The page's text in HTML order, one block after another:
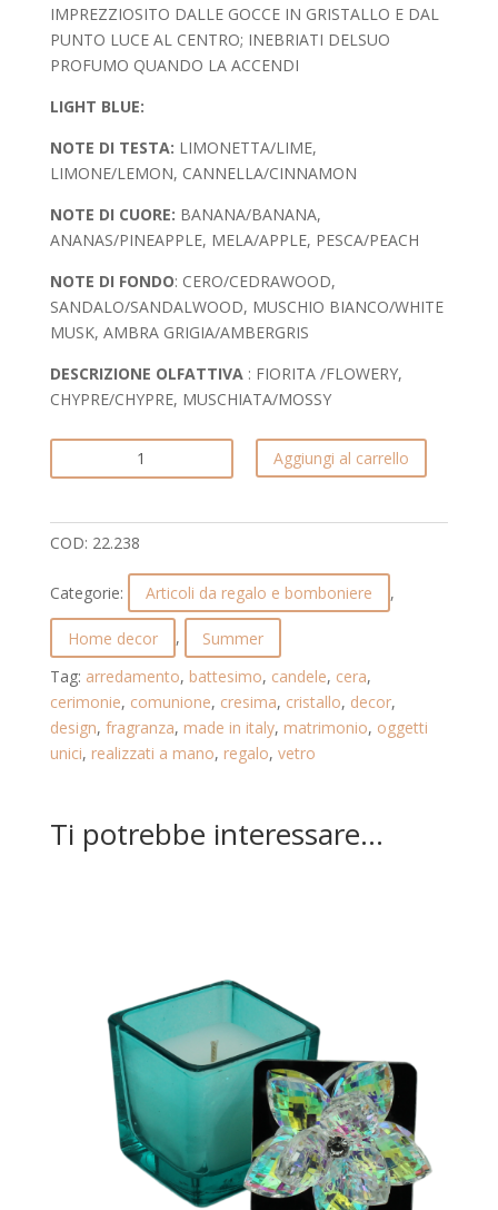
IMPREZZIOSITO DALLE GOCCE IN GRISTALLO E DAL
PUNTO LUCE AL CENTRO; INEBRIATI DELSUO
PROFUMO QUANDO LA ACCENDI
LIGHT BLUE:
NOTE DI TESTA: LIMONETTA/LIME,
LIMONE/LEMON, CANNELLA/CINNAMON
NOTE DI CUORE: BANANA/BANANA,
ANANAS/PINEAPPLE, MELA/APPLE, PESCA/PEACH
NOTE DI FONDO: CERO/CEDRAWOOD,
SANDALO/SANDALWOOD, MUSCHIO BIANCO/WHITE
MUSK, AMBRA GRIGIA/AMBERGRIS
DESCRIZIONE OLFATTIVA: FIORITA /FLOWERY,
CHYPRE/CHYPRE, MUSCHIATA/MOSSY
IN
CON
TAPPO
ARRICCHITO
DAL
CRISTALLO.
SUMMER.
22.238.BLU
quantità
Aggiungi al carrello
COD: 22.238
Categorie: Articoli da regalo e bomboniere ,
Home decor ,
Summer
Tag: arredamento, battesimo, candele, cera,
cerimonie, comunione, cresima, cristallo, decor,
design, fragranza, made in italy, matrimonio, oggetti
unici, realizzati a mano, regalo, vetro
Ti potrebbe interessare…